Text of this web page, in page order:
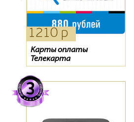
1495 р
Ресивер Oriel 305
2480 р
Карта Телекарта
1210 р
Карты оплаты
Телекарта